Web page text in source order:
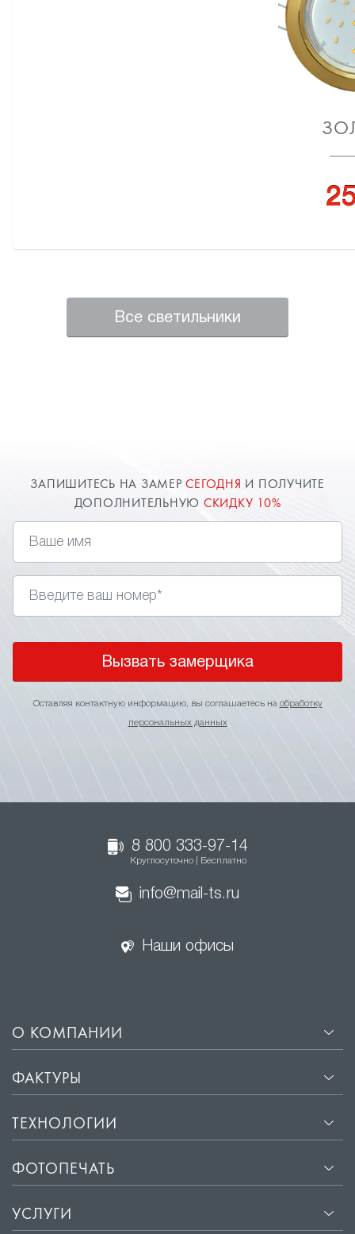
Все светильники
ЗАПИШИТЕСЬ НА ЗАМЕРСЕГОДНЯ И ПОЛУЧИТЕ
ДОПОЛНИТЕЛЬНУЮ СКИДКУ 10%
Вызвать замерщика
Оставляя контактную информацию, вы соглашаетесь на обработку
персональных данных
8 800 333-97-14
Круглосуточно | Бесплатно
info@mail-ts.ru
Наши офисы
О КОМПАНИИ
ФАКТУРЫ
ТЕХНОЛОГИИ
ФОТОПЕЧАТЬ
УСЛУГИ